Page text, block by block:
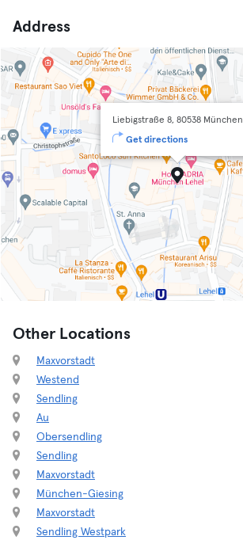
Address
Liebigstraße 8, 80538 München
Get directions
Other Locations
Maxvorstadt
Westend
Sendling
Au
Obersendling
Sendling
Maxvorstadt
München-Giesing
Maxvorstadt
Sendling Westpark